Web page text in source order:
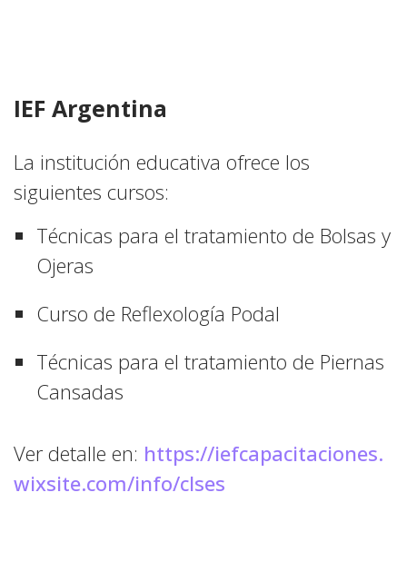
IEF Argentina
La institución educativa ofrece los
siguientes cursos:
Técnicas para el tratamiento de Bolsas y
Ojeras
Curso de Reflexología Podal
Técnicas para el tratamiento de Piernas
Cansadas
Ver detalle en: https://iefcapacitaciones.
wixsite.com/info/clses